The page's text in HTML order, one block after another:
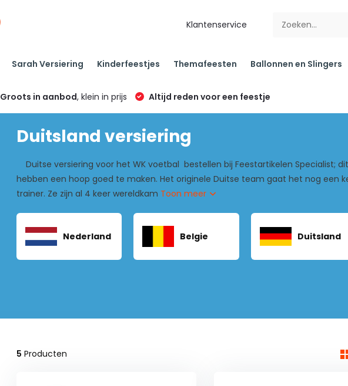
Klantenservice
Sarah Versiering Kinderfeestjes Themafeesten Ballonnen en Slingers
Groots in aanbod, klein in prijs Altijd reden voor een feestje
Duitsland versiering
Duitse versiering voor het WK voetbal bestellen bij Feestartikelen Specialist;
hebben een hoop goed te maken. Het originele Duitse team gaat het nog een
trainer. Ze zijn al 4 keer wereldkam Toon meer
Nederland Belgie Duitsland
5 Producten